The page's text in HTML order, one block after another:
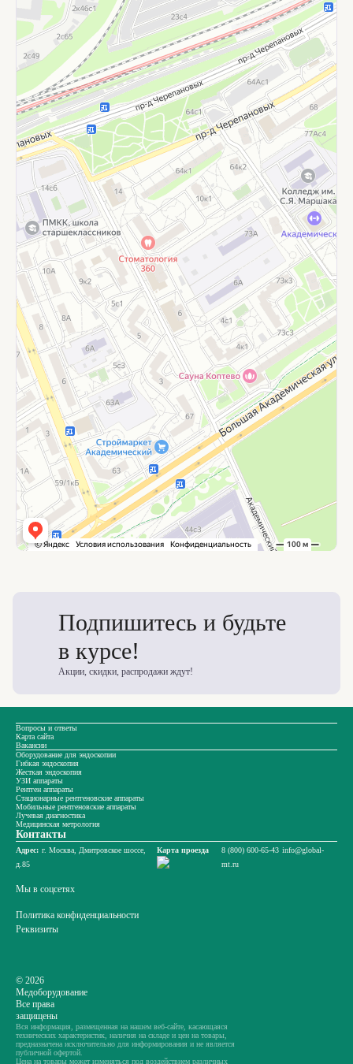
Подпишитесь и будьте
в курсе!
Акции, скидки, распродажи ждут!
Вопросы и ответы
Карта сайта
Вакансии
Оборудование для эндоскопии
Гибкая эндоскопия
Жесткая эндоскопия
УЗИ аппараты
Рентген аппараты
Стационарные рентгеновские аппараты
Мобильные рентгеновские аппараты
Лучевая диагностика
Медицинская метрология
Контакты
Адрес: г. Москва, Дмитровское шоссе,
д.85
Карта проезда 8 (800) 600-65-43 info@global-
mt.ru
Мы в соцсетях
Политика конфиденциальности
Реквизиты
© 2026
Медоборудование
Все права
защищены
Вся информация, размещенная на нашем веб-сайте, касающаяся
технических характеристик, наличия на складе и цен на товары,
предназначена исключительно для информирования и не является
публичной офертой.
Цена на товары может изменяться под воздействием различных